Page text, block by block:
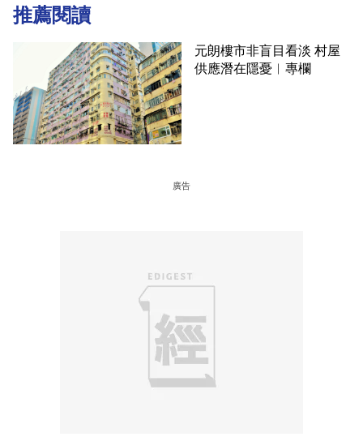
推薦閱讀
元朗樓市非盲目看淡 村屋
供應潛在隱憂︳專欄
廣告